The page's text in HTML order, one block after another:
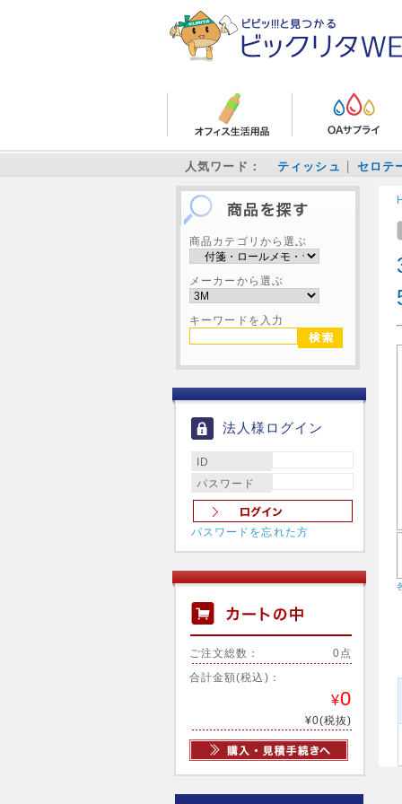
人気ワード： ティッシュ セロテ
商品カテゴリから選ぶ
メーカーから選ぶ
キーワードを入力
法人様ログイン
ID
パスワード
パスワードを忘れた方
ご注文総数： 0点
合計金額(税込)：
¥0
¥0(税抜)